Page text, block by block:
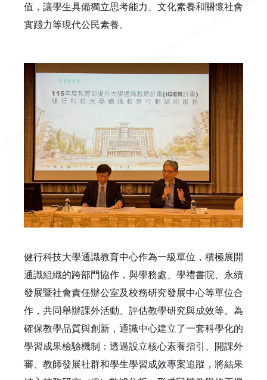
值，讓學生具備獨立思考能力、文化素養和關懷社會
實踐力等現代公民素養。
健行科技大學通識教育中心作為一級單位，積極展開
通識組織的跨部門協作，與學務處、學禮書院、永續
發展暨社會責任辦公室及校務研究發展中心等單位合
作，共同舉辦課外活動、評估教學研究與成效等。為
確保教學品質與創新，通識中心建立了一套科學化的
學習成果檢驗機制：透過設立核心素養指引、開課外
審、教師發展社群和學生學習成效專案追蹤，將結果